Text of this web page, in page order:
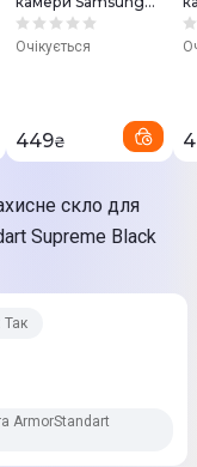
S24 Ultra
Supreme Black Icon
Очікується
449₴
скло для
Supreme Black
Так
ArmorStandart